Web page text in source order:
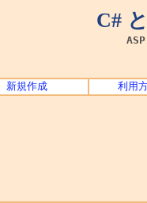
C#
新規作成 利用